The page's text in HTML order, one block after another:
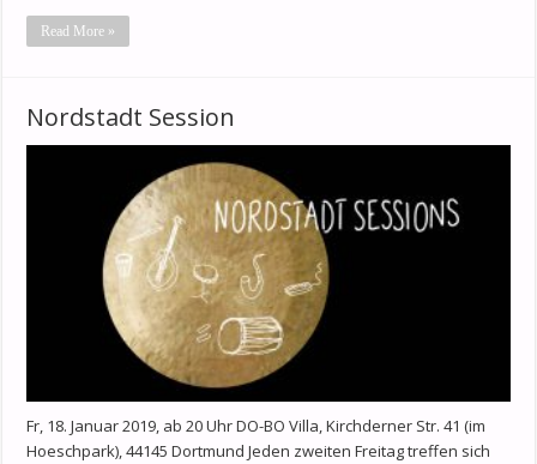
Read More »
Nordstadt Session
Fr, 18. Januar 2019, ab 20 Uhr DO-BO Villa, Kirchderner Str. 41 (im
Hoeschpark), 44145 Dortmund Jeden zweiten Freitag treffen sich